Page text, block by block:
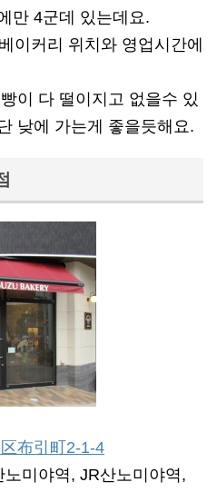
만 4군데 있는데요.
이커리 위치와 영업시간에
이 다 떨이지고 없을수 있
낮에 가는게 좋을듯해요.
布引町2-1-4
미야역, JR산노미야역,